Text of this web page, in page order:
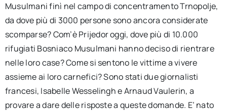
Musulmani finì nel campo di concentramento Trnopolje,
da dove più di 3000 persone sono ancora considerate
scomparse? Com’è Prijedor oggi, dove più di 10.000
rifugiati Bosniaco Musulmani hanno deciso di rientrare
nelle loro case? Come si sentono le vittime a vivere
assieme ai loro carnefici? Sono stati due giornalisti
francesi, Isabelle Wesselingh e Arnaud Vaulerin, a
provare a dare delle risposte a queste domande. E’ nato